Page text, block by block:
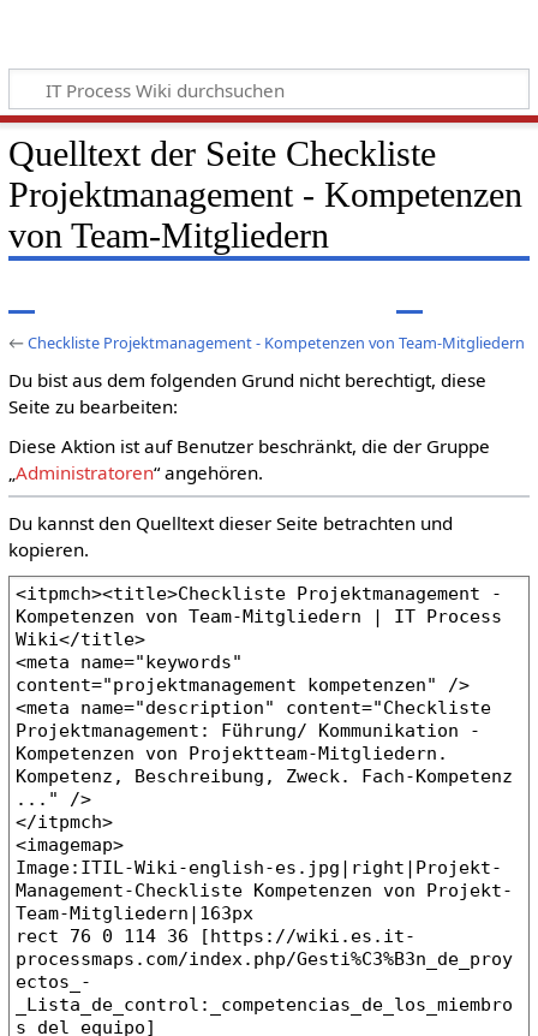
Quelltext der Seite Checkliste
Projektmanagement - Kompetenzen
von Team-Mitgliedern
←Checkliste Projektmanagement - Kompetenzen von Team-Mitgliedern
Du bist aus dem folgenden Grund nicht berechtigt, diese
Seite zu bearbeiten:
Diese Aktion ist auf Benutzer beschränkt, die der Gruppe
„Administratoren“ angehören.
Du kannst den Quelltext dieser Seite betrachten und
kopieren.